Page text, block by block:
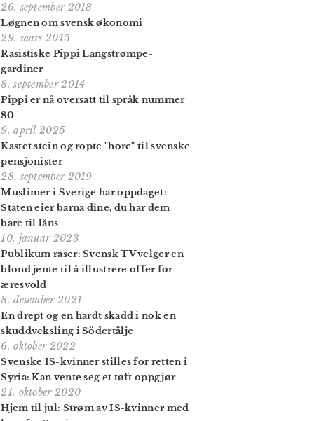
26. september 2018
Løgnen om svensk økonomi
29. mars 2015
Rasistiske Pippi Langstrømpe-
gardiner
8. september 2014
Pippi er nå oversatt til språk nummer
80
9. april 2025
Kastet stein og ropte "hore" til svenske
pensjonister
28. september 2019
Muslimer i Sverige har oppdaget:
Staten eier barna dine, du har dem
bare til låns
10. januar 2023
Publikum raser: Svensk TV velger en
blond jente til å illustrere offer for
æresvold
8. desember 2021
En drept og en hardt skadd i nok en
skuddveksling i Södertälje
6. oktober 2022
Svenske IS-kvinner stilles for retten i
Syria: Kan vente seg et tøft oppgjør
21. oktober 2020
Hjem til jul: Strøm av IS-kvinner med